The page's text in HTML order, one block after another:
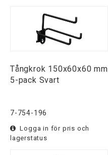
Tångkrok 150x60x60 mm
5-pack Svart
7-754-196
Logga in för pris och
lagerstatus